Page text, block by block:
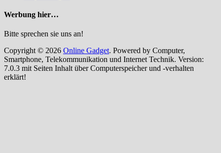
Werbung hier…
Bitte sprechen sie uns an!
Copyright © 2026 Online Gadget. Powered by Computer,
Smartphone, Telekommunikation und Internet Technik. Version:
7.0.3 mit Seiten Inhalt über Computerspeicher und -verhalten
erklärt!